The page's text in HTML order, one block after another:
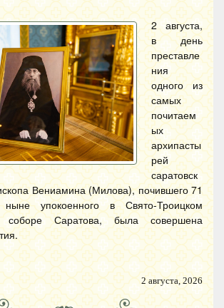
2 августа,
в день
преставле
ния
одного из
самых
почитаем
ых
архипасты
рей
саратовск
Вениамина (Милова), почившего 71
упокоенного в Свято-Троицком
соборе Саратова, была совершена
2 августа, 2026